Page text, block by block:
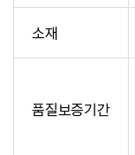
소재
품질보증기간